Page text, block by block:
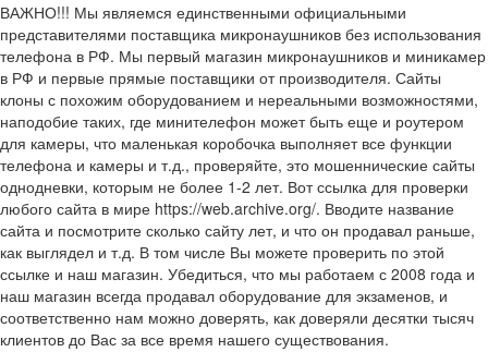
ВАЖНО!!! Мы являемся единственными официальными
представителями поставщика микронаушников без использования
телефона в РФ. Мы первый магазин микронаушников и миникамер
в РФ и первые прямые поставщики от производителя. Сайты
клоны с похожим оборудованием и нереальными возможностями,
наподобие таких, где минителефон может быть еще и роутером
для камеры, что маленькая коробочка выполняет все функции
телефона и камеры и т.д., проверяйте, это мошеннические сайты
однодневки, которым не более 1-2 лет. Вот ссылка для проверки
любого сайта в мире https://web.archive.org/. Вводите название
сайта и посмотрите сколько сайту лет, и что он продавал раньше,
как выглядел и т.д. В том числе Вы можете проверить по этой
ссылке и наш магазин. Убедиться, что мы работаем с 2008 года и
наш магазин всегда продавал оборудование для экзаменов, и
соответственно нам можно доверять, как доверяли десятки тысяч
клиентов до Вас за все время нашего существования.